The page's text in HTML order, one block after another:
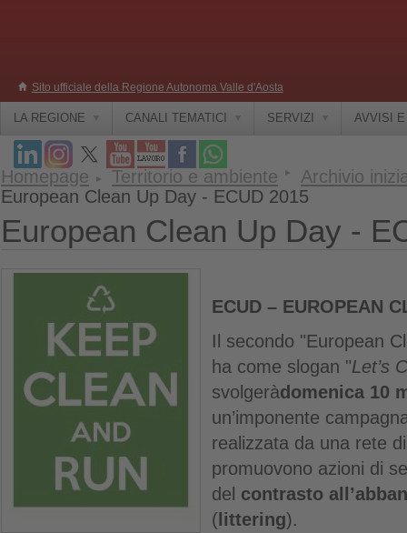
Sito ufficiale della Regione Autonoma Valle d'Aosta
LA REGIONE CANALI TEMATICI SERVIZI AVVISI
Homepage Territorio e ambiente
Archivio
European Clean Up Day - ECUD 2015
European Clean Up Day -
ECUD – EUROPEAN
Il secondo "European
ha come slogan "Let’s
svolgeràdomenica 10
un’imponente
realizzata da una rete
promuovono azioni di
del contrasto
( littering).